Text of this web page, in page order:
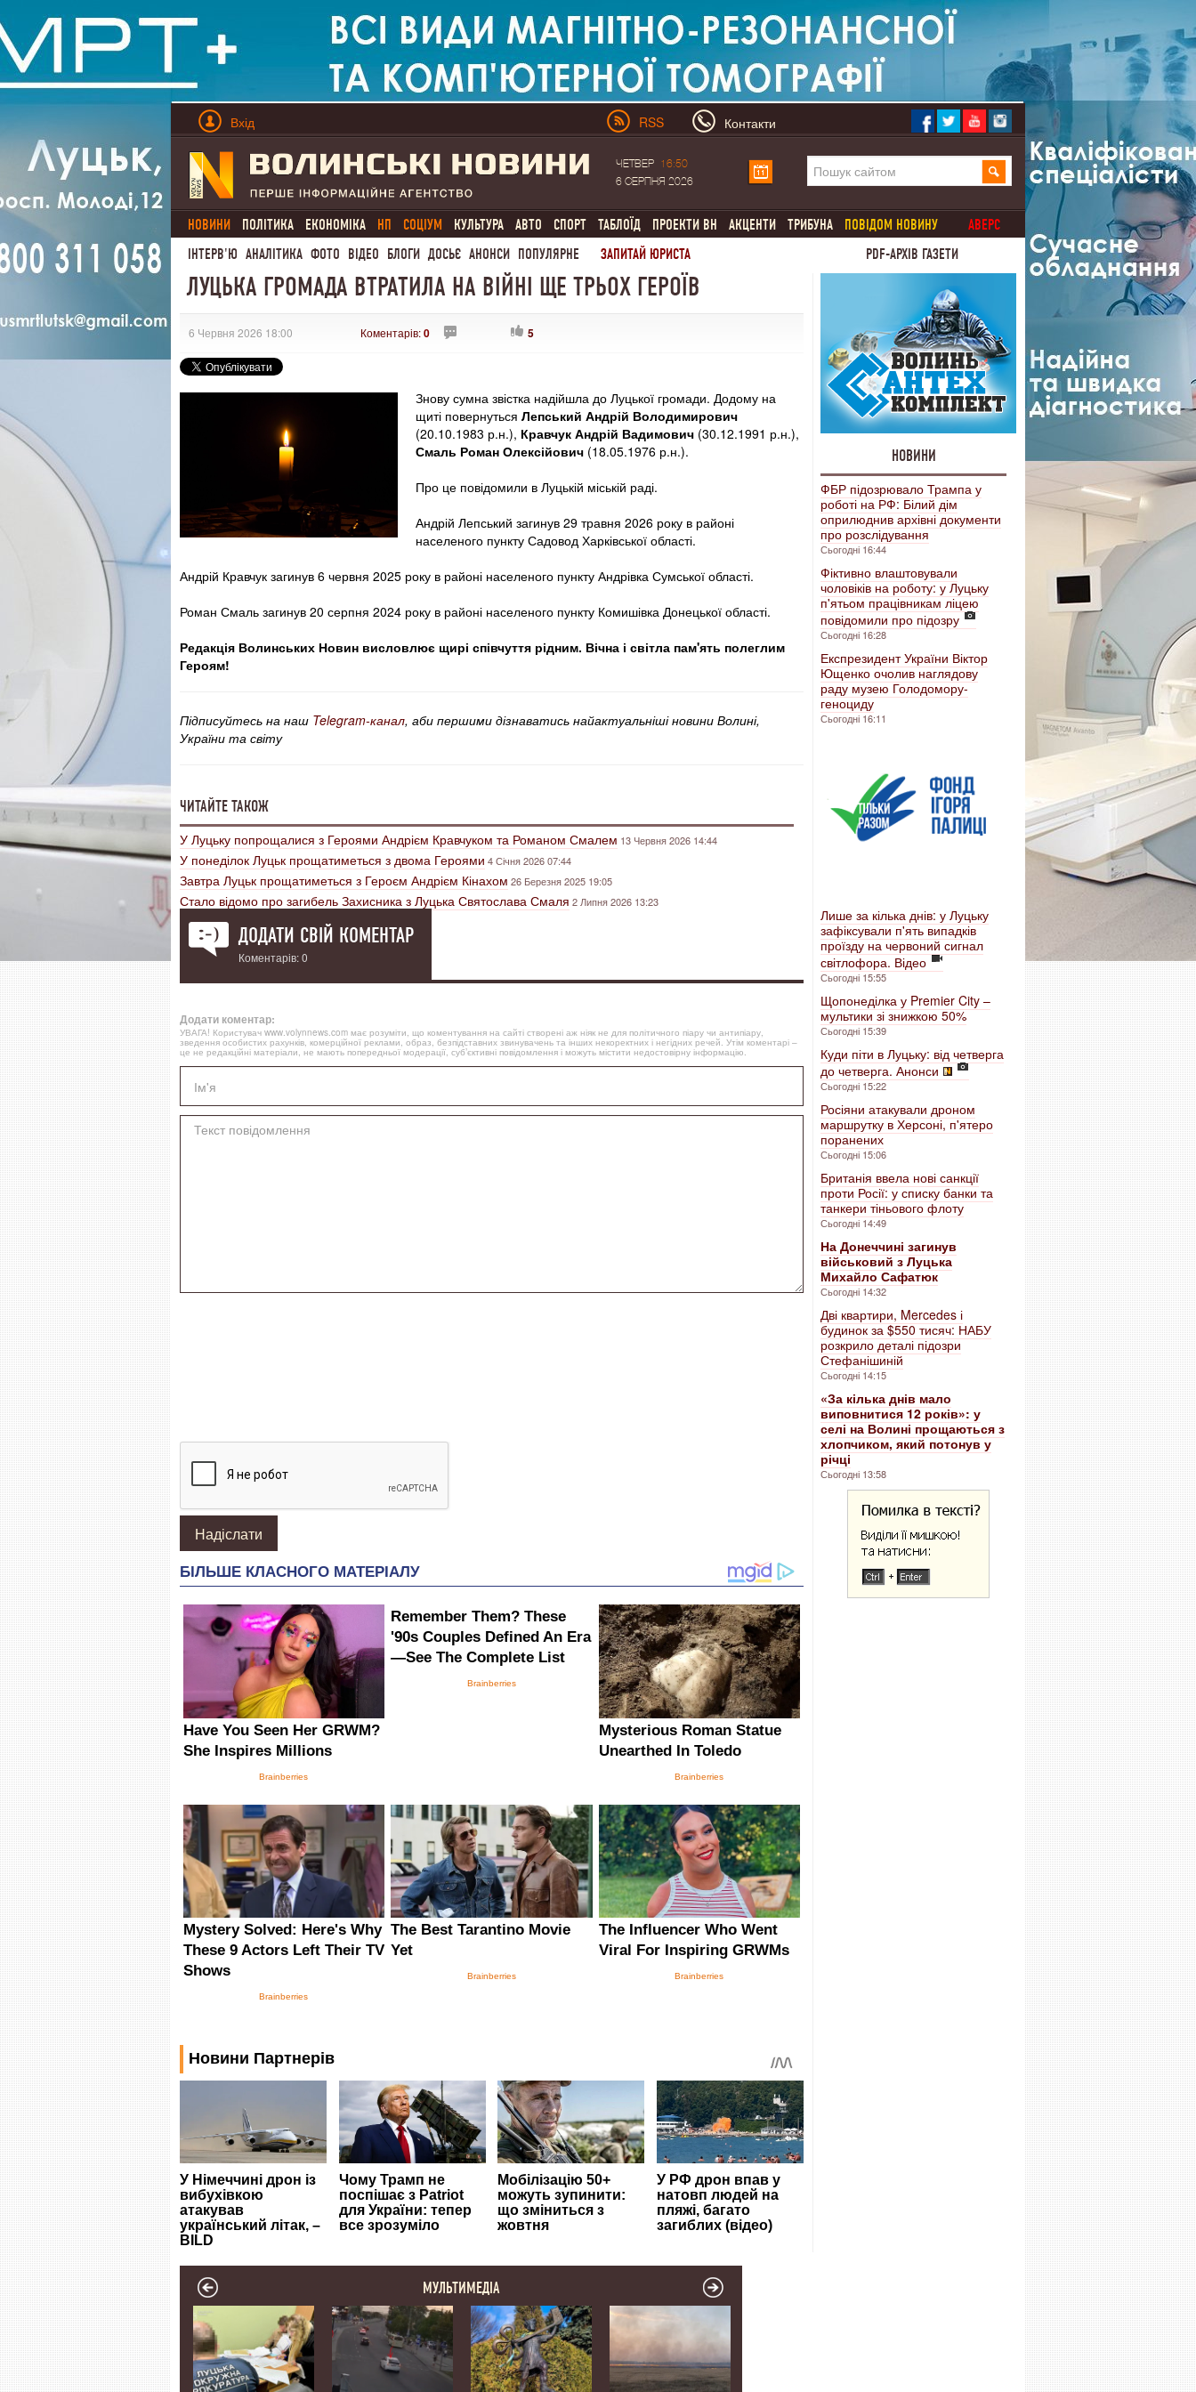
Вхід RSS Контакти
ЧЕТВЕР
16:50
6 СЕРПНЯ 2026
НОВИНИ ПОЛІТИКА ЕКОНОМІКА НП СОЦІУМ КУЛЬТУРА АВТО СПОРТ ТАБЛОЇД ПРОЕКТИ ВН АКЦЕНТИ ТРИБУНА ПОВІДОМ НОВИНУ
АВЕРС
ІНТЕРВ'Ю АНАЛІТИКА ФОТО ВІДЕО БЛОГИ ДОСЬЄ АНОНСИ ПОПУЛЯРНЕ ЗАПИТАЙ ЮРИСТА PDF-АРХІВ ГАЗЕТИ
ЛУЦЬКА ГРОМАДА ВТРАТИЛА НА ВІЙНІ ЩЕ ТРЬОХ ГЕРОЇВ
6 Червня 2026 18:00 Коментарів:0 5
Знову сумна звістка надійшла до Луцької громади. Додому на
щиті повернуться Лепський Андрій Володимирович
(20.10.1983 р.н.), Кравчук Андрій Вадимович (30.12.1991 р.н.),
Смаль Роман Олексійович (18.05.1976 р.н.).
Про це повідомили в Луцькій міській раді.
Андрій Лепський загинув 29 травня 2026 року в районі
населеного пункту Садовод Харківської області.
Андрій Кравчук загинув 6 червня 2025 року в районі населеного пункту Андрівка Сумської області.
Роман Смаль загинув 20 серпня 2024 року в районі населеного пункту Комишівка Донецької області.
Редакція Волинських Новин висловлює щирі співчуття рідним. Вічна і світла пам'ять полеглим
Героям!
Підписуйтесь на наш Telegram-канал, аби першими дізнаватись найактуальніші новини Волині,
України та світу
ЧИТАЙТЕ ТАКОЖ
У Луцьку попрощалися з Героями Андрієм Кравчуком та Романом Смалем 13 Червня 2026 14:44
У понеділок Луцьк прощатиметься з двома Героями 4 Січня 2026 07:44
Завтра Луцьк прощатиметься з Героєм Андрієм Кінахом 26 Березня 2025 19:05
Стало відомо про загибель Захисника з Луцька Святослава Смаля 2 Липня 2026 13:23
ДОДАТИ СВІЙ КОМЕНТАР
Коментарів: 0
Додати коментар:
УВАГА! Користувач www.volynnews.com має розуміти, що коментування на сайті створені аж ніяк не для політичного піару чи антипіару,
зведення особистих рахунків, комерційної реклами, образ, безпідставних звинувачень та інших некоректних і негідних речей. Утім коментарі –
це не редакційні матеріали, не мають попередньої модерації, суб’єктивні повідомлення і можуть містити недостовірну інформацію.
НОВИНИ
ФБР підозрювало Трампа у
роботі на РФ: Білий дім
оприлюднив архівні документи
про розслідування
Сьогодні 16:44
Фіктивно влаштовували
чоловіків на роботу: у Луцьку
п'ятьом працівникам ліцею
повідомили про підозру
Сьогодні 16:28
Експрезидент України Віктор
Ющенко очолив наглядову
раду музею Голодомору-
геноциду
Сьогодні 16:11
Лише за кілька днів: у Луцьку
зафіксували п'ять випадків
проїзду на червоний сигнал
світлофора. Відео
Сьогодні 15:55
Щопонеділка у Premier City –
мультики зі знижкою 50%
Сьогодні 15:39
Куди піти в Луцьку: від четверга
до четверга. Анонси
Сьогодні 15:22
Росіяни атакували дроном
маршрутку в Херсоні, п'ятеро
поранених
Сьогодні 15:06
Британія ввела нові санкції
проти Росії: у списку банки та
танкери тіньового флоту
Сьогодні 14:49
На Донеччині загинув
військовий з Луцька
Михайло Сафатюк
Сьогодні 14:32
Дві квартири, Mercedes і
будинок за $550 тисяч: НАБУ
розкрило деталі підозри
Стефанішиній
Сьогодні 14:15
«За кілька днів мало
виповнитися 12 років»: у
селі на Волині прощаються з
хлопчиком, який потонув у
річці
Сьогодні 13:58
МУЛЬТИМЕДІА